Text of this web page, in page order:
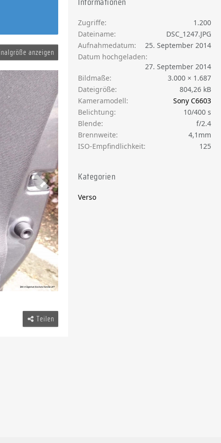
anzeigen
Teilen
Zugriffe
1.200
Dateiname
DSC_1247.JPG
Aufnahmedatum
25. September 2014
Datum hochgeladen
27. September 2014
Bildmaße
3.000 × 1.687
Dateigröße
804,26 kB
Kameramodell
Sony C6603
Belichtung
10/400 s
Blende
f/2.4
Brennweite
4,1mm
ISO-Empfindlichkeit
125
Kategorien
Verso